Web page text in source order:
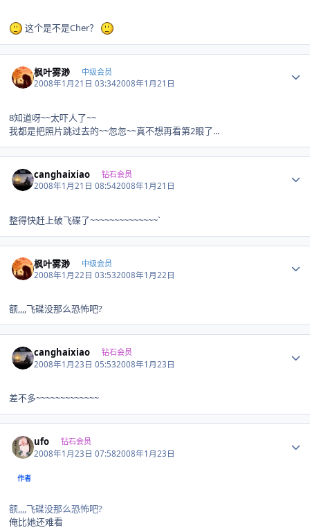
这个是不是Cher？
枫叶雾渺 中级会员
2008年1月21日 03:342008年1月21日
8知道呀~~太吓人了~~
我都是把照片跳过去的~~忽忽~~真不想再看第2眼了...
canghaixiao 钻石会员
2008年1月21日 08:542008年1月21日
整得快赶上破飞碟了~~~~~~~~~~~~~~`
枫叶雾渺 中级会员
2008年1月22日 03:532008年1月22日
额,,,,飞碟没那么恐怖吧?
canghaixiao 钻石会员
2008年1月23日 05:532008年1月23日
差不多~~~~~~~~~~~~~
ufo 钻石会员
2008年1月23日 07:582008年1月23日
作者
额,,,,飞碟没那么恐怖吧?
俺比她还难看